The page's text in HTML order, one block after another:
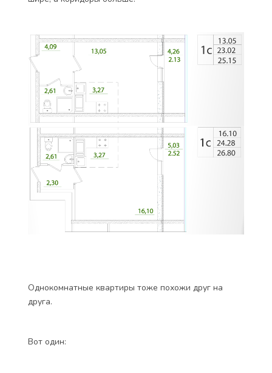
Однокомнатные квартиры тоже похожи друг на
друга.
Вот один: